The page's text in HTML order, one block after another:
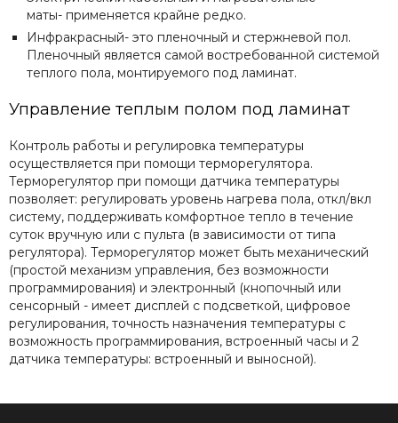
маты- применяется крайне редко.
Инфракрасный- это пленочный и стержневой пол.
Пленочный является самой востребованной системой
теплого пола, монтируемого под ламинат.
Управление теплым полом под ламинат
Контроль работы и регулировка температуры
осуществляется при помощи терморегулятора.
Терморегулятор при помощи датчика температуры
позволяет: регулировать уровень нагрева пола, откл/вкл
систему, поддерживать комфортное тепло в течение
суток вручную или с пульта (в зависимости от типа
регулятора). Терморегулятор может быть механический
(простой механизм управления, без возможности
программирования) и электронный (кнопочный или
сенсорный - имеет дисплей с подсветкой, цифровое
регулирования, точность назначения температуры с
возможность программирования, встроенный часы и 2
датчика температуры: встроенный и выносной).